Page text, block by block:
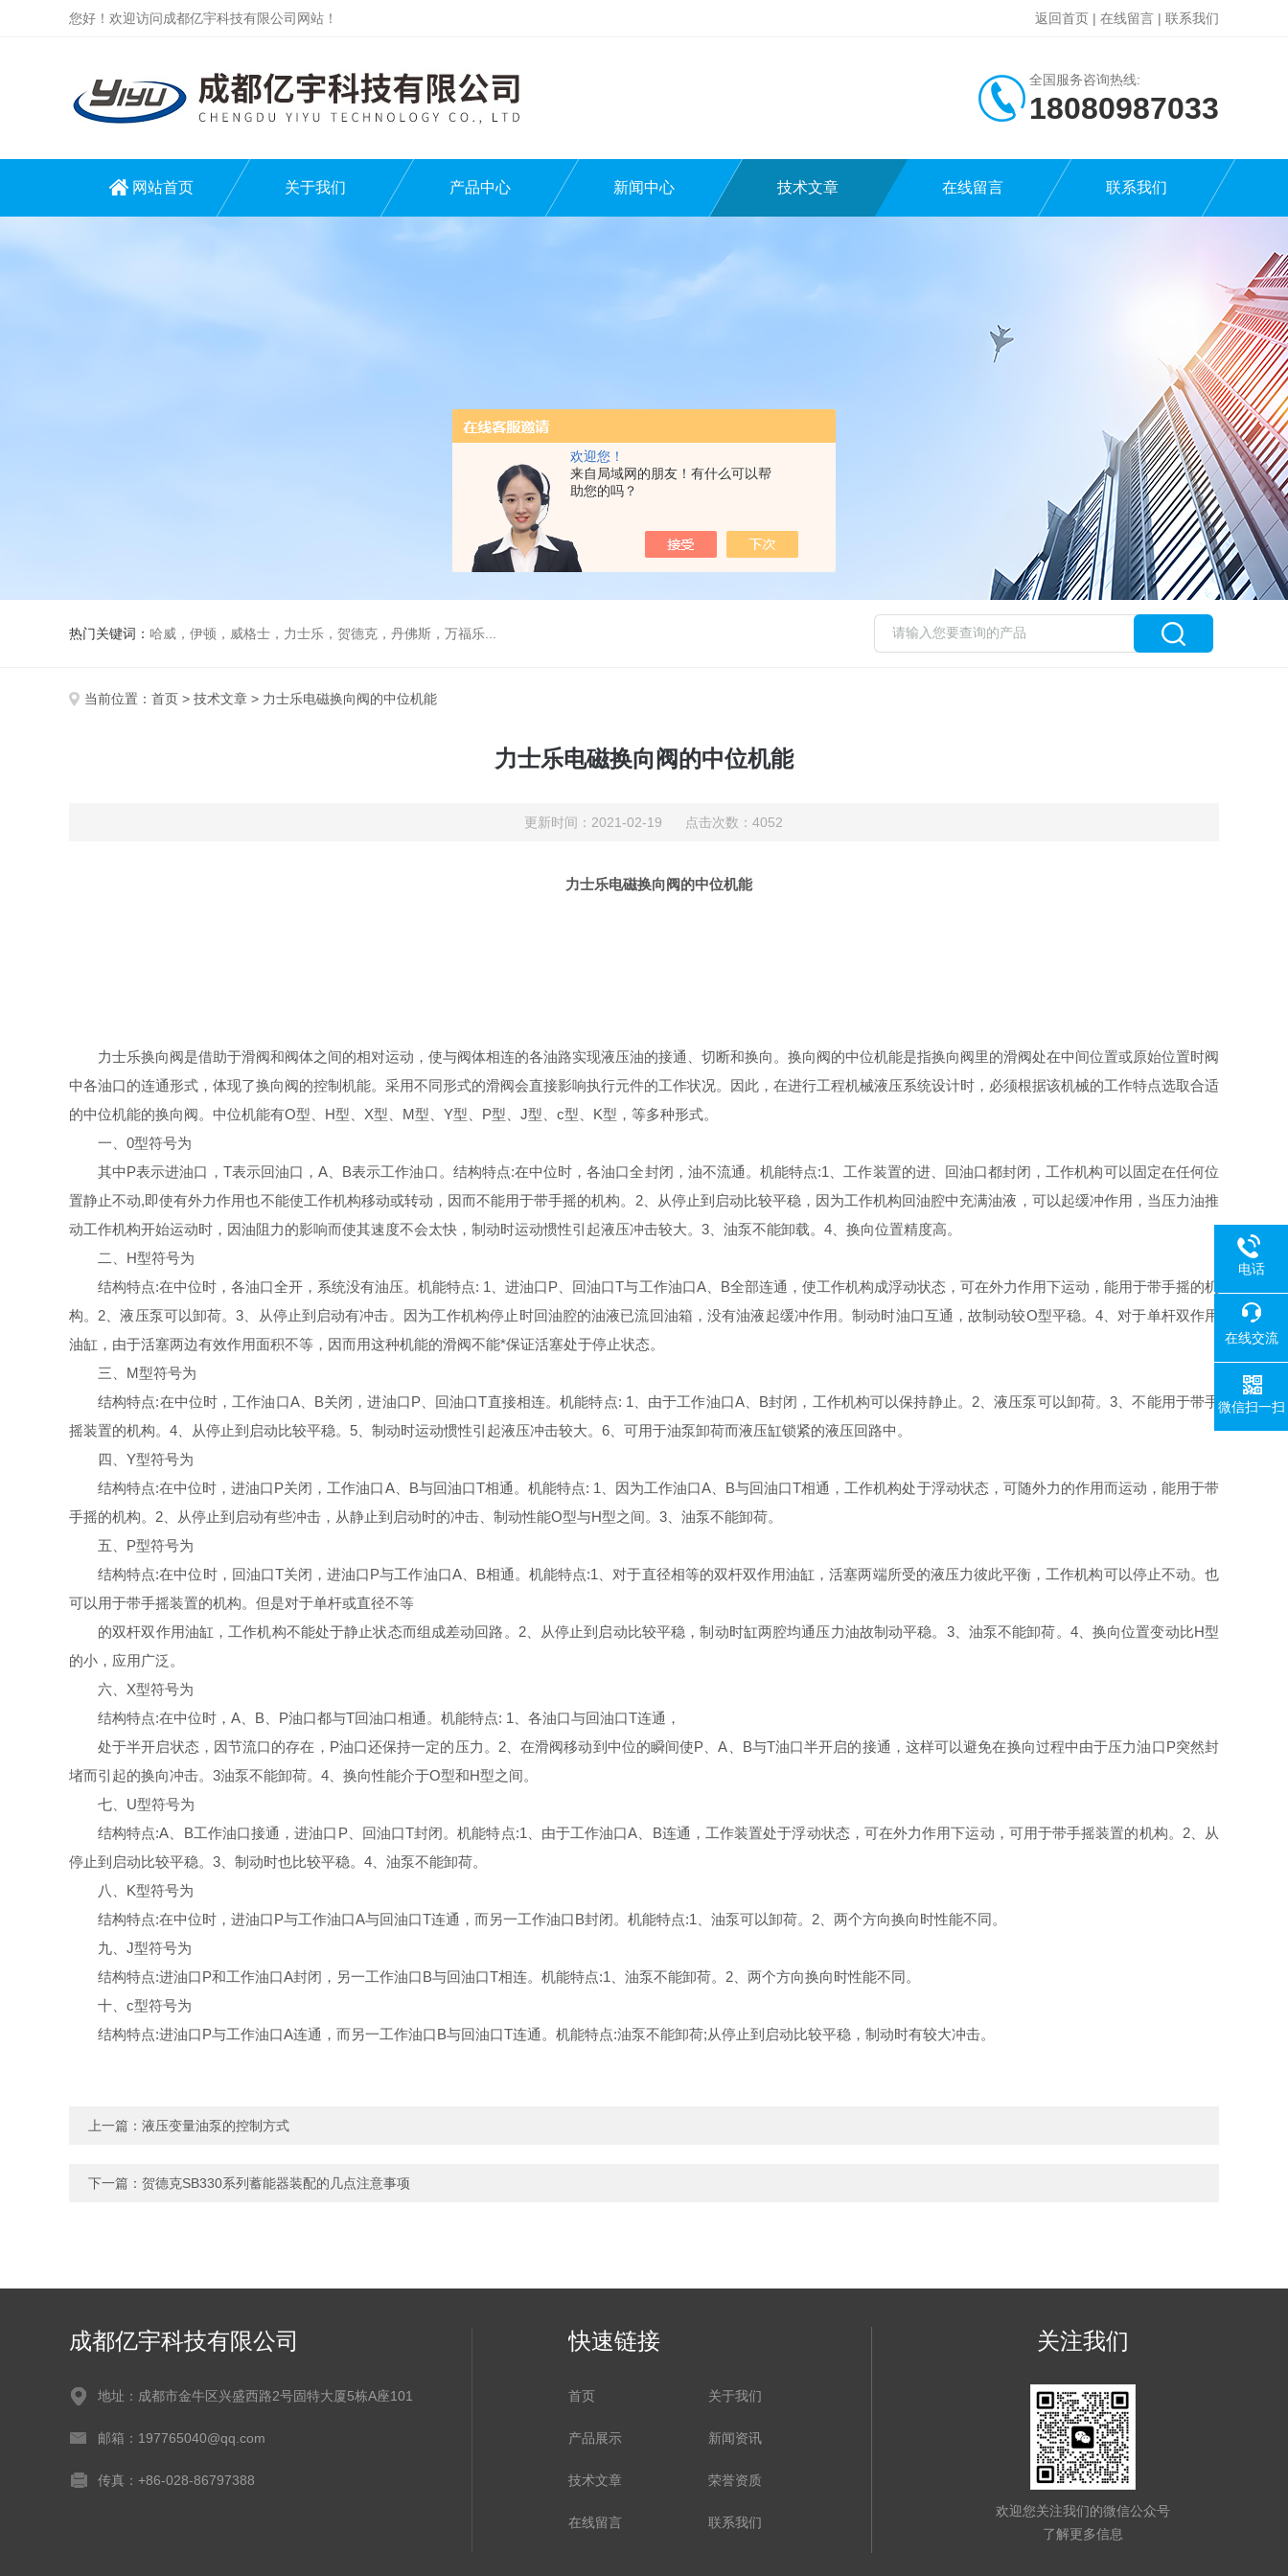
欢迎您！
来自局域网的朋友！有什么可以帮
助您的吗？
您好！欢迎访问成都亿宇科技有限公司网站！ 返回首页 | 在线留言 | 联系我们
全国服务咨询热线:
18080987033
网站首页 关于我们 产品中心 新闻中心 技术文章 在线留言 联系我们
热门关键词： 哈威，伊顿，威格士，力士乐，贺德克，丹佛斯，万福乐...
当前位置： 首页 > 技术文章 > 力士乐电磁换向阀的中位机能
力士乐电磁换向阀的中位机能
更新时间：2021-02-19 点击次数：4052
力士乐电磁换向阀的中位机能
力士乐换向阀是借助于滑阀和阀体之间的相对运动，使与阀体相连的各油路实现液压油的接通、切断和换向。换向阀的中位机能是指换向阀里的滑阀处在中间位置或原始位置时阀
中各油口的连通形式，体现了换向阀的控制机能。采用不同形式的滑阀会直接影响执行元件的工作状况。因此，在进行工程机械液压系统设计时，必须根据该机械的工作特点选取合适
的中位机能的换向阀。中位机能有О型、H型、X型、M型、Y型、Р型、J型、c型、K型，等多种形式。
一、0型符号为
其中Р表示进油口，T表示回油口，A、B表示工作油口。结构特点:在中位时，各油口全封闭，油不流通。机能特点:1、工作装置的进、回油口都封闭，工作机构可以固定在任何位
置静止不动,即使有外力作用也不能使工作机构移动或转动，因而不能用于带手摇的机构。2、从停止到启动比较平稳，因为工作机构回油腔中充满油液，可以起缓冲作用，当压力油推
动工作机构开始运动时，因油阻力的影响而使其速度不会太快，制动时运动惯性引起液压冲击较大。3、油泵不能卸载。4、换向位置精度高。
二、H型符号为
结构特点:在中位时，各油口全开，系统没有油压。机能特点: 1、进油口P、回油口T与工作油口A、B全部连通，使工作机构成浮动状态，可在外力作用下运动，能用于带手摇的机
构。2、液压泵可以卸荷。3、从停止到启动有冲击。因为工作机构停止时回油腔的油液已流回油箱，没有油液起缓冲作用。制动时油口互通，故制动较О型平稳。4、对于单杆双作用
油缸，由于活塞两边有效作用面积不等，因而用这种机能的滑阀不能*保证活塞处于停止状态。
三、M型符号为
结构特点:在中位时，工作油口A、B关闭，进油口P、回油口T直接相连。机能特点: 1、由于工作油口A、B封闭，工作机构可以保持静止。2、液压泵可以卸荷。3、不能用于带手
摇装置的机构。4、从停止到启动比较平稳。5、制动时运动惯性引起液压冲击较大。6、可用于油泵卸荷而液压缸锁紧的液压回路中。
四、Y型符号为
结构特点:在中位时，进油口Р关闭，工作油口A、B与回油口T相通。机能特点: 1、因为工作油口A、B与回油口T相通，工作机构处于浮动状态，可随外力的作用而运动，能用于带
手摇的机构。2、从停止到启动有些冲击，从静止到启动时的冲击、制动性能О型与H型之间。3、油泵不能卸荷。
五、P型符号为
结构特点:在中位时，回油口T关闭，进油口P与工作油口A、B相通。机能特点:1、对于直径相等的双杆双作用油缸，活塞两端所受的液压力彼此平衡，工作机构可以停止不动。也
可以用于带手摇装置的机构。但是对于单杆或直径不等
的双杆双作用油缸，工作机构不能处于静止状态而组成差动回路。2、从停止到启动比较平稳，制动时缸两腔均通压力油故制动平稳。3、油泵不能卸荷。4、换向位置变动比H型
的小，应用广泛。
六、X型符号为
结构特点:在中位时，A、B、P油口都与T回油口相通。机能特点: 1、各油口与回油口T连通，
处于半开启状态，因节流口的存在，P油口还保持一定的压力。2、在滑阀移动到中位的瞬间使P、A、B与T油口半开启的接通，这样可以避免在换向过程中由于压力油口Р突然封
堵而引起的换向冲击。3油泵不能卸荷。4、换向性能介于О型和H型之间。
七、U型符号为
结构特点:A、B工作油口接通，进油口P、回油口T封闭。机能特点:1、由于工作油口A、B连通，工作装置处于浮动状态，可在外力作用下运动，可用于带手摇装置的机构。2、从
停止到启动比较平稳。3、制动时也比较平稳。4、油泵不能卸荷。
八、K型符号为
结构特点:在中位时，进油口P与工作油口A与回油口T连通，而另一工作油口B封闭。机能特点:1、油泵可以卸荷。2、两个方向换向时性能不同。
九、J型符号为
结构特点:进油口Р和工作油口A封闭，另一工作油口B与回油口T相连。机能特点:1、油泵不能卸荷。2、两个方向换向时性能不同。
十、c型符号为
结构特点:进油口Р与工作油口A连通，而另一工作油口B与回油口T连通。机能特点:油泵不能卸荷;从停止到启动比较平稳，制动时有较大冲击。
上一篇： 液压变量油泵的控制方式
下一篇： 贺德克SB330系列蓄能器装配的几点注意事项
成都亿宇科技有限公司
地址：成都市金牛区兴盛西路2号固特大厦5栋A座101
邮箱：197765040@qq.com
传真：+86-028-86797388
快速链接
首页 关于我们
产品展示 新闻资讯
技术文章 荣誉资质
在线留言 联系我们
关注我们
欢迎您关注我们的微信公众号
了解更多信息
电话
在线交流
微信扫一扫